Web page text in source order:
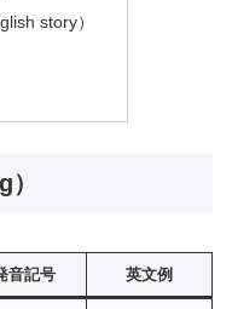
story）
音記号 英文例